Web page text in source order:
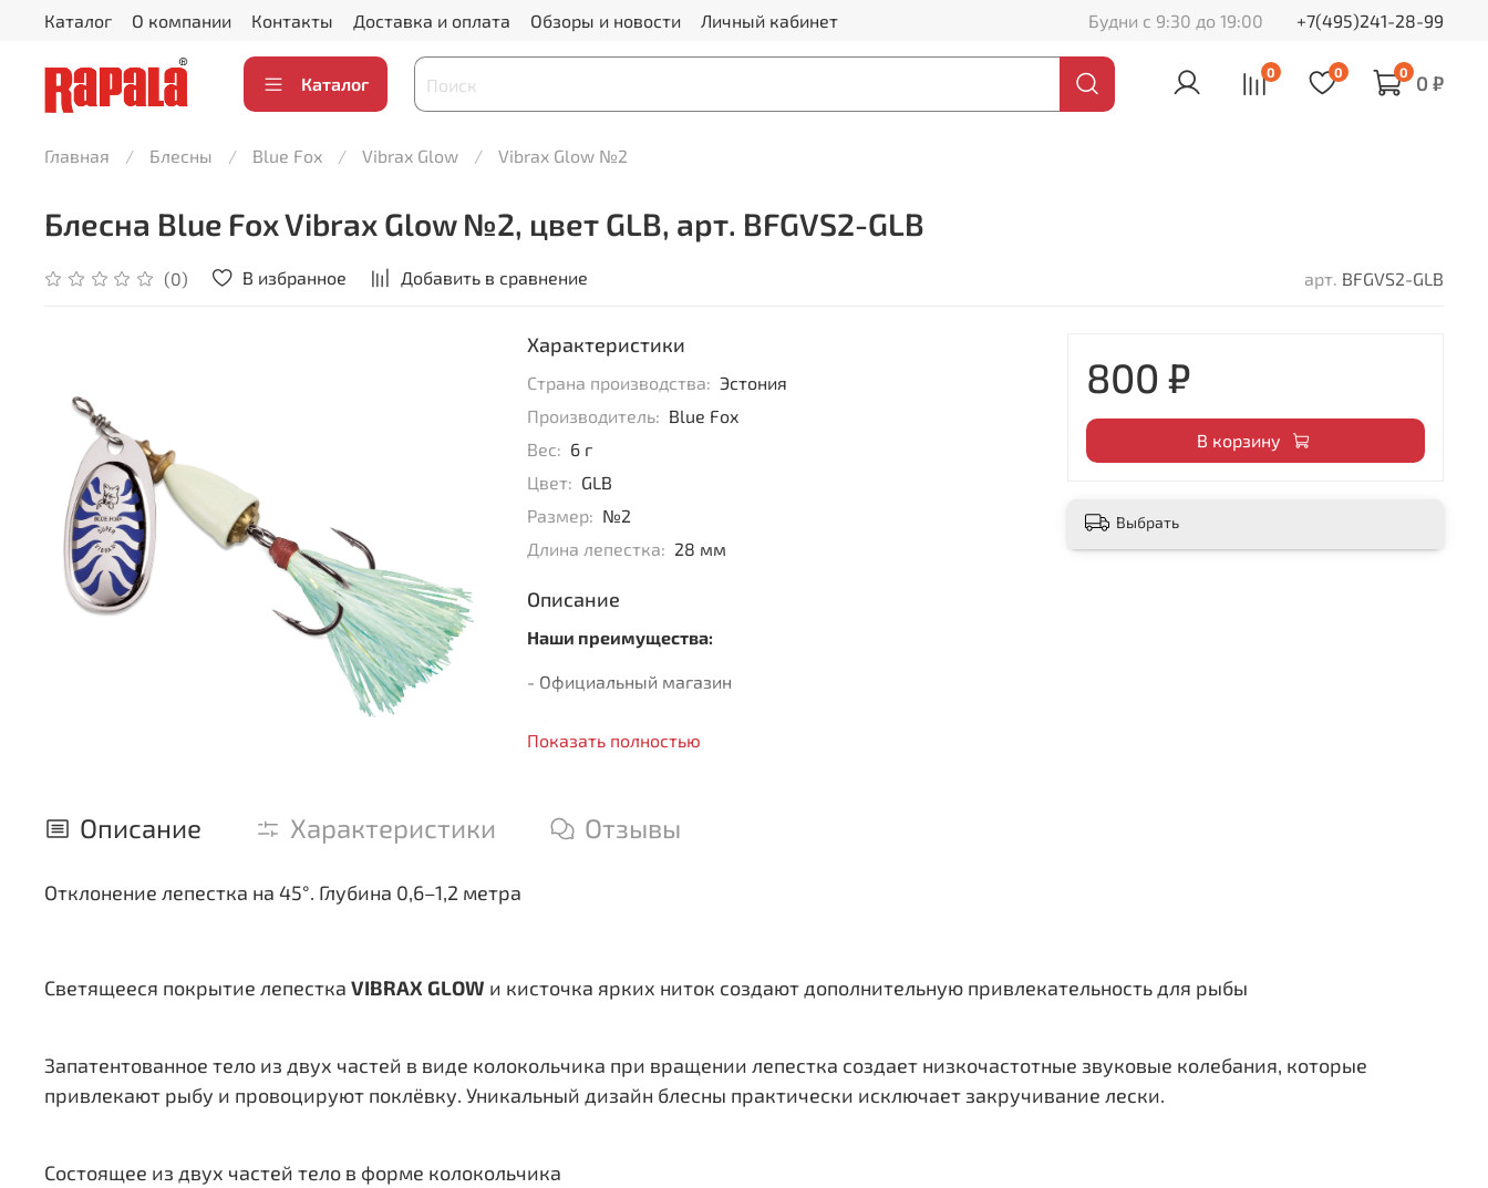
Каталог О компании Контакты Доставка и оплата Обзоры и новости Личный кабинет Будни с 9:30 до 19:00 +7(495)241-28-99
Каталог
0 0 0 0 ₽
Главная Блесны Blue Fox Vibrax Glow Vibrax Glow №2
Блесна Blue Fox Vibrax Glow №2, цвет GLB, арт. BFGVS2-GLB
(0) В избранное Добавить в сравнение арт. BFGVS2-GLB
Характеристики
Страна производства: Эстония
Производитель: Blue Fox
Вес: 6 г
Цвет: GLB
Размер: №2
Длина лепестка: 28 мм
Описание
Наши преимущества:
- Официальный магазин
Показать полностью
800 ₽
В корзину
Выбрать
Описание Характеристики Отзывы
Отклонение лепестка на 45°. Глубина 0,6–1,2 метра
Светящееся покрытие лепестка VIBRAX GLOW и кисточка ярких ниток создают дополнительную привлекательность для рыбы
Запатентованное тело из двух частей в виде колокольчика при вращении лепестка создает низкочастотные звуковые колебания, которые
привлекают рыбу и провоцируют поклёвку. Уникальный дизайн блесны практически исключает закручивание лески.
Состоящее из двух частей тело в форме колокольчика